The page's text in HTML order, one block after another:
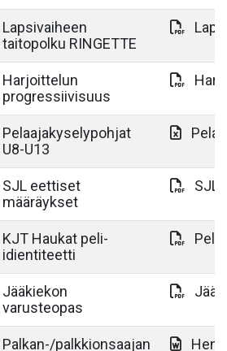
Lapsivaiheen
taitopolku RINGETTE
Harjoittelun
progressiivisuus
Pelaajakyselypohjat
U8-U13
SJL eettiset
määräykset
SJL
KJT Haukat peli-
idientiteetti
Jääkiekon
varusteopas
Palkan-/palkkionsaajan